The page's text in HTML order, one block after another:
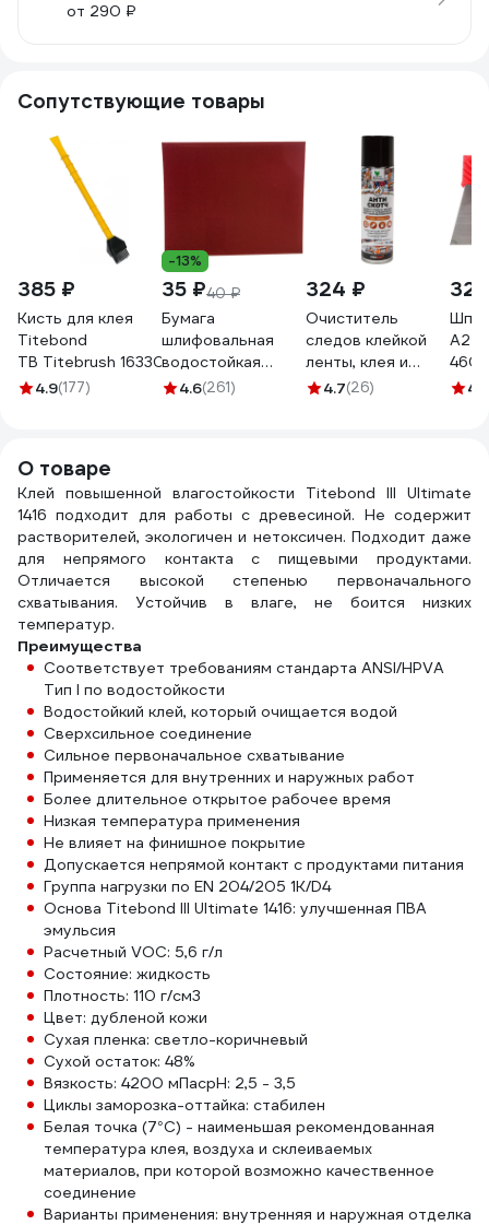
от 290 ₽
Сопутствующие товары
385 ₽
Кисть для клея
Titebond
TB Titebrush 16330
4.9(177)
-13%
35 ₽40 ₽
Бумага
шлифовальная
водостойкая
БШВ-800
4.6(261)
324 ₽
Очиститель
следов клейкой
ленты, клея и
наклеек Прохим
4.7(26)
А2
4.1
О товаре
Клей повышенной влагостойкости Titebond III Ultimate
1416 подходит для работы с древесиной. Не содержит
растворителей, экологичен и нетоксичен. Подходит даже
для непрямого контакта с пищевыми продуктами.
Отличается высокой степенью первоначального
схватывания. Устойчив в влаге, не боится низких
температур.
Преимущества
Соответствует требованиям стандарта ANSI/HPVA
Тип I по водостойкости
Водостойкий клей, который очищается водой
Сверхсильное соединение
Сильное первоначальное схватывание
Применяется для внутренних и наружных работ
Более длительное открытое рабочее время
Низкая температура применения
Не влияет на финишное покрытие
Допускается непрямой контакт с продуктами питания
Группа нагрузки по EN 204/205 1K/D4
Основа Titebond III Ultimate 1416: улучшенная ПВА
эмульсия
Расчетный VOC: 5,6 г/л
Состояние: жидкость
Плотность: 110 г/см3
Цвет: дубленой кожи
Сухая пленка: светло-коричневый
Сухой остаток: 48%
Вязкость: 4200 мПасpH: 2,5 - 3,5
Циклы заморозка-оттайка: стабилен
Белая точка (7°С) - наименьшая рекомендованная
температура клея, воздуха и склеиваемых
материалов, при которой возможно качественное
соединение
Варианты применения: внутренняя и наружная отделка